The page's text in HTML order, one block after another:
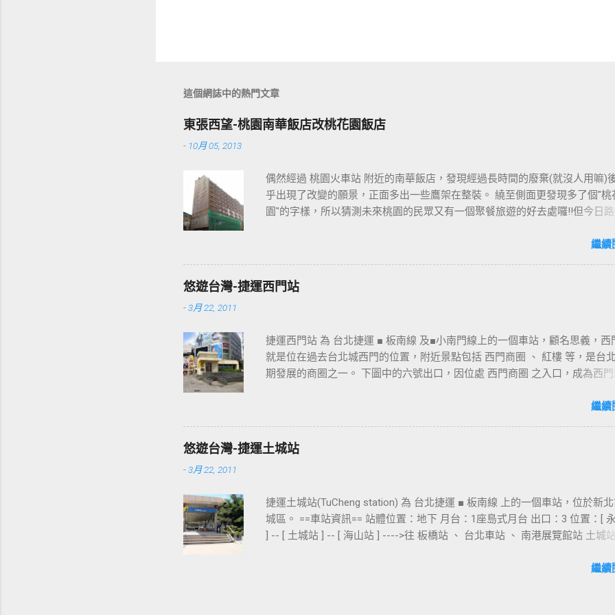
這個網誌中的熱門文章
東張西望-桃園南華飯店改桃花園飯店
- 10月 05, 2013
偶然經過 桃園火車站 附近的南華飯店，發現經過長時間的廢棄(就沒人用嘛)
乎出現了改變的願景，正面多出一些鷹架在整裝。 繞至側面更發現多了個"桃
園"的字樣，所以猜測未來桃園的民眾又有一個聚餐旅遊的好去處囉!!但今日路
繼續
悠遊台灣-捷運西門站
-3月 22, 2011
捷運西門站 為 台北捷運 ■ 板南線 及■小南門線上的一個車站，顧名思義，西
就是位在過去台北城西門的位置，附近景點包括 西門商圈 、 紅樓 等，是台
期發展的商圈之一。 下圖中的六號出口，因位處 西門商圈 之入口，成為西門
西門站六號出口&西門町商圈 板南線上車站 [ 永寧站 ] - [ 土城站 ] - [ 海山站 ]
] - [ 台北車站 ] - [ 善導寺站 ] - [ 忠孝新生站 ] - [ 忠孝復興站 ] - [ 忠孝敦化站 ]
父紀念館站 ] - [ 市政府站 ] - [ 永春站 ] - [ 後山埤站 ] - [ 昆陽站 ] - [ 南港站 ] - [
繼續
悠遊台灣-捷運土城站
-3月 22, 2011
捷運土城站(TuCheng station) 為 台北捷運 ■ 板南線 上的一個車站，位於新
城區。 ==車站資訊== 站體位置：地下 月台：1座島式月台 出口：3 位置：[
] -- [ 土城站 ] -- [ 海山站 ] ---->往 板橋站 、 台北車站 、 南港展覽館站 土城
板橋站 ] - [ 新埔站 ] - [ 江子翠站 ] - [ 龍山寺站 ] - [ 西門站 ] - [ 台北車站 ] - [
繼續